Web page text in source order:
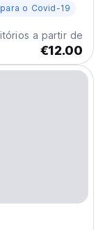
o Covid-19
a partir de
€12.00